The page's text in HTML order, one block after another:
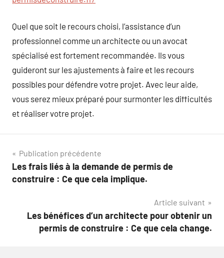
Quel que soit le recours choisi, l’assistance d’un
professionnel comme un architecte ou un avocat
spécialisé est fortement recommandée. Ils vous
guideront sur les ajustements à faire et les recours
possibles pour défendre votre projet. Avec leur aide,
vous serez mieux préparé pour surmonter les difficultés
et réaliser votre projet.
Navigation
de
Publication précédente
Les frais liés à la demande de permis de
construire : Ce que cela implique.
Article suivant
Les bénéfices d’un architecte pour obtenir un
permis de construire : Ce que cela change.